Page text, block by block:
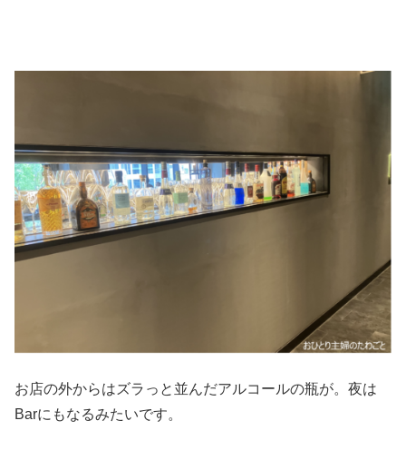
お店の外からはズラっと並んだアルコールの瓶が。夜は
Barにもなるみたいです。